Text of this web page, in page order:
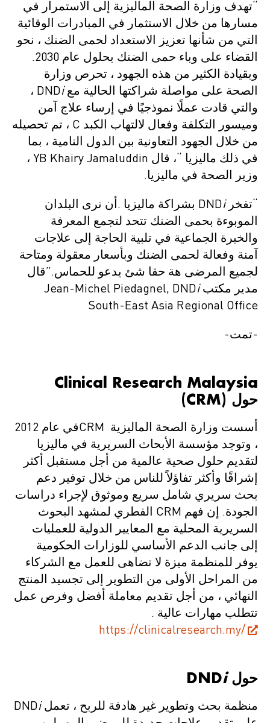
“تهدف وزارة الصحة الماليزية إلى الاستمرار في
مسارها من خلال الاستثمار في المبادرات الوقائية
التي من شأنها تعزيز الاستعداد لحمى الضنك ، نحو
القضاء على وباء حمى الضنك بحلول عام 2030.
وبقيادة الكثير من هذه الجهود ، تحرص وزارة
الصحة على مواصلة شراكتها الحالية مع DNDi
،
والتي قادت عملًا نموذجيًا في إرساء علاج آمن
وميسور التكلفة وفعال لالتهاب الكبد C ، تم تحصيله
من خلال الجهود التعاونية بين الدول النامية ، بما
في ذلك ماليزيا “، قال YB Khairy Jamaluddin ،
وزير الصحة في ماليزيا.
“تفخر DNDi
بشراكة ماليزيا .أن نرى البلدان
الموبوءة بحمى الضنك تتحد لتجمع المعرفة
والخبرة الجماعية في تلبية الحاجة إلى علاجات
آمنة وفعالة لحمى الضنك وبأسعار معقولة ومتاحة
لجميع المرضى هة حقا شئ يدعو للحماس.”قال
مدير مكتب Jean-Michel Piedagnel, DNDi
South-East Asia Regional Office
-تمت-
Clinical Research Malaysia
(CRM) حول
أسست وزارة الصحة الماليزية CRMفي عام 2012
، وتوجد مؤسسة الأبحاث السريرية في ماليزيا
لتقديم حلول صحية عالمية من أجل مستقبل أكثر
إشراقًا وأكثر تفاؤلاً للناس من خلال توفير دعم
بحث سريري شامل سريع وموثوق لإجراء دراسات
الجودة. إن فهم CRM الفطري لمشهد البحوث
السريرية المحلية مع المعايير الدولية للعمليات
إلى جانب الدعم الأساسي للوزارات الحكومية
يوفر للمنظمة ميزة لا تضاهى للعمل مع الشركاء
من المراحل الأولى من التطوير إلى تجسيد المنتج
النهائي ، من أجل تقديم معاملة أفضل وفرص عمل
تتطلب مهارات عالية .
https://clinicalresearch.my/
DNDi حول
منظمة بحث وتطوير غير هادفة للربح ، تعمل DNDi